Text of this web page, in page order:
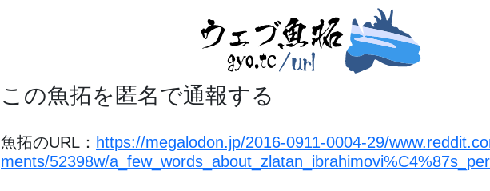
この魚拓を匿名で通報する
魚拓のURL： https://megalodon.jp/2016-0911-0004-29/
ments/52398w/